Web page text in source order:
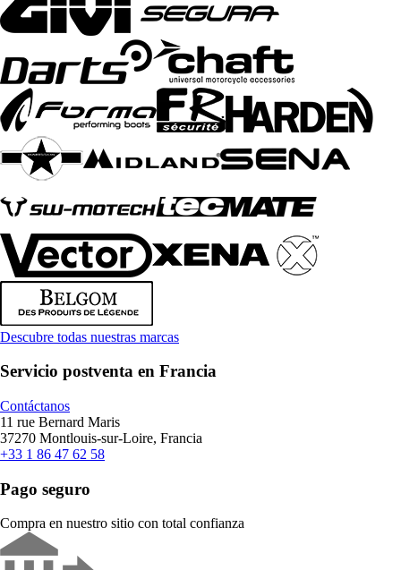
Descubre todas nuestras marcas
Servicio postventa en Francia
Contáctanos
11 rue Bernard Maris
37270 Montlouis-sur-Loire, Francia
+33 1 86 47 62 58
Pago seguro
Compra en nuestro sitio con total confianza